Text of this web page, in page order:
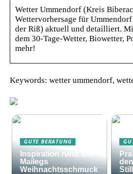
Wetter Ummendorf (Kreis
Wettervorhersage für
der Riß) aktuell und detailliert.
dem 30-Tage-Wetter, Biowetter,
mehr!
Keywords: wetter ummendorf,
GUTE BERATUNG
Inspiration rund um
Mailegs
Weihnachtsschmuck